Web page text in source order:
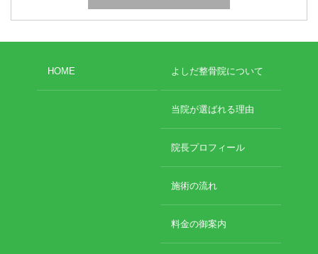
HOME よしだ整骨院について
当院が選ばれる理由
院長プロフィール
施術の流れ
料金の御案内